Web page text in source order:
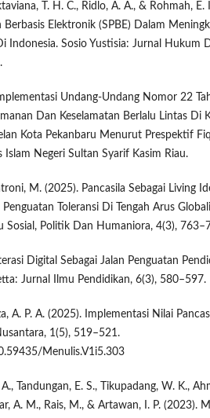
T. H. C., Ridlo, A. A., & Rohmah, E.
Berbasis Elektronik (SPBE) Dalam
Indonesia. Sosio Yustisia: Jurnal Hukum
Undang-Undang Nomor 22
Dan Keselamatan Berlalu Lintas Di
Kota Pekanbaru Menurut Prespektif
Islam Negeri Sultan Syarif Kasim Riau.
M. (2025). Pancasila Sebagai Living
Toleransi Di Tengah Arus
Sosial, Politik Dan Humaniora, 4(3),
Digital Sebagai Jalan Penguatan
Jurnal Ilmu Pendidikan, 6(3), 580–597.
A. P. A. (2025). Implementasi Nilai
1(5), 519–521.
Menulis.V1i5.303
Tandungan, E. S., Tikupadang, W. K.,
A. M., Rais, M., & Artawan, I. P. (2023).